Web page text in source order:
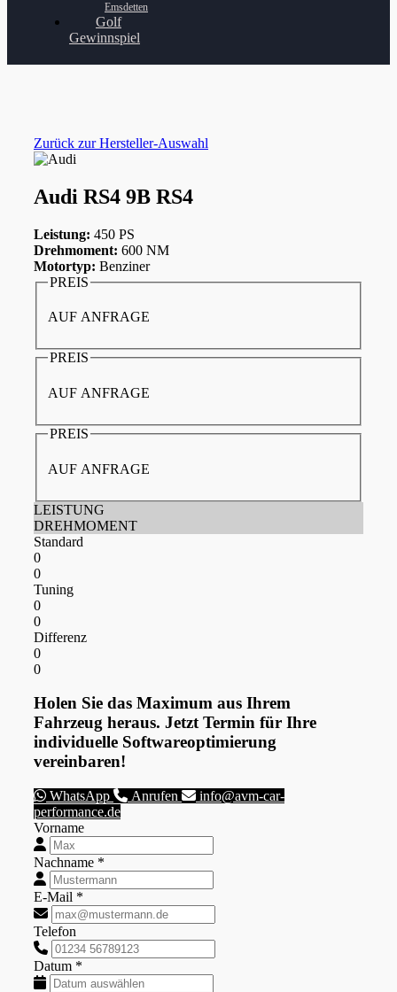
Emsdetten
Golf
Gewinnspiel
Zurück zur Hersteller-Auswahl
Audi RS4 9B RS4
Leistung: 450 PS
Drehmoment: 600 NM
Motortyp: Benziner
PREIS
AUF ANFRAGE
PREIS
AUF ANFRAGE
PREIS
AUF ANFRAGE
LEISTUNG
DREHMOMENT
Standard
0
0
Tuning
0
0
Differenz
0
0
Holen Sie das Maximum aus Ihrem
Fahrzeug heraus. Jetzt Termin für Ihre
individuelle Softwareoptimierung
vereinbaren!
WhatsApp Anrufen
info@avm-car-
performance.de
Vorname
Nachname *
E-Mail *
Telefon
Datum *